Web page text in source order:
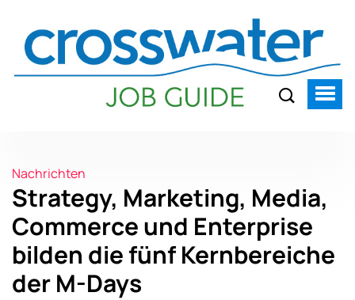
Nachrichten
Strategy, Marketing, Media,
Commerce und Enterprise
bilden die fünf Kernbereiche
der M-Days